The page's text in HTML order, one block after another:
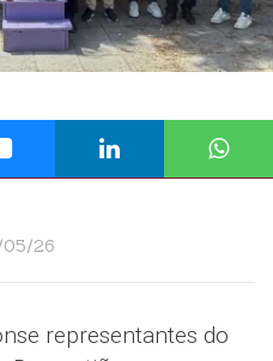
05/26
representantes do